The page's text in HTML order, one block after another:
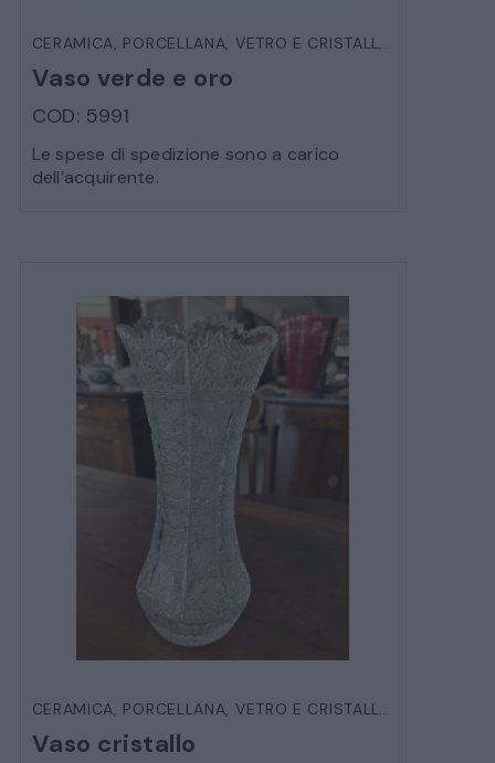
CERAMICA, PORCELLANA, VETRO E CRISTALLO
Vaso verde e oro
COD: 5991
Le spese di spedizione sono a carico
dell’acquirente.
CERAMICA, PORCELLANA, VETRO E CRISTALLO
Vaso cristallo